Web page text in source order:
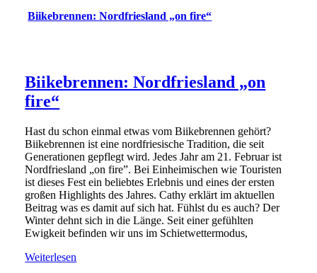
Biikebrennen: Nordfriesland „on fire“
Biikebrennen: Nordfriesland „on
fire“
Hast du schon einmal etwas vom Biikebrennen gehört?
Biikebrennen ist eine nordfriesische Tradition, die seit
Generationen gepflegt wird. Jedes Jahr am 21. Februar ist
Nordfriesland „on fire”. Bei Einheimischen wie Touristen
ist dieses Fest ein beliebtes Erlebnis und eines der ersten
großen Highlights des Jahres. Cathy erklärt im aktuellen
Beitrag was es damit auf sich hat. Fühlst du es auch? Der
Winter dehnt sich in die Länge. Seit einer gefühlten
Ewigkeit befinden wir uns im Schietwettermodus,
Weiterlesen